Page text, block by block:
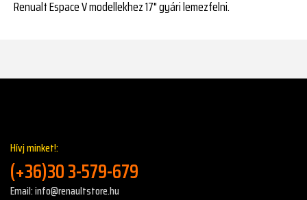
Renualt Espace V modellekhez 17" gyári lemezfelni.
Hívj minket!:
(+36)30 3-579-679
Email: info@renaultstore.hu